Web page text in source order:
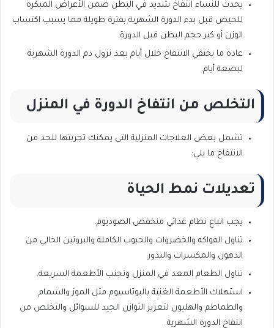
يحدث للنساء انتفاخ شديد في البطن ضمن الأعراض المبكرة
للحيض قبل بدء الدورة الشهرية بفترة طويلة مما يسبب اكتساب
الوزن أو كبر حجم البطن قبل الدورة.
عادة ما يختفي الانتفاخ خلال أيام بعد نزول دم الدورة الشهرية
لبضعة أيام.
التخلص من انتفاخ الدورة في المنزل
تشمل بعض العلاجات المنزلية التي يمكنك تجربتها للحد من
الانتفاخ ما يلي:
تعديلات نمط الحياة
يجب اتباع نظام غذائي منخفض الصوديوم.
تناول الفواكه والخضروات والحبوب الكاملة والبروتين الخالي من
الدهون والمكسرات والبذور.
تناول الطعام المعد في المنزل وتجنب الأطعمة السريعة.
استهلاك الأطعمة الغنية بالبوتاسيوم مثل الموز والشمام
والطماطم والهليون لتعزيز التوازن الجيد للسوائل والتخلص من
انتفاخ الدورة الشهرية.